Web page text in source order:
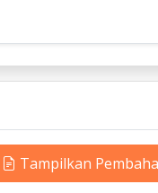
Tampilkan